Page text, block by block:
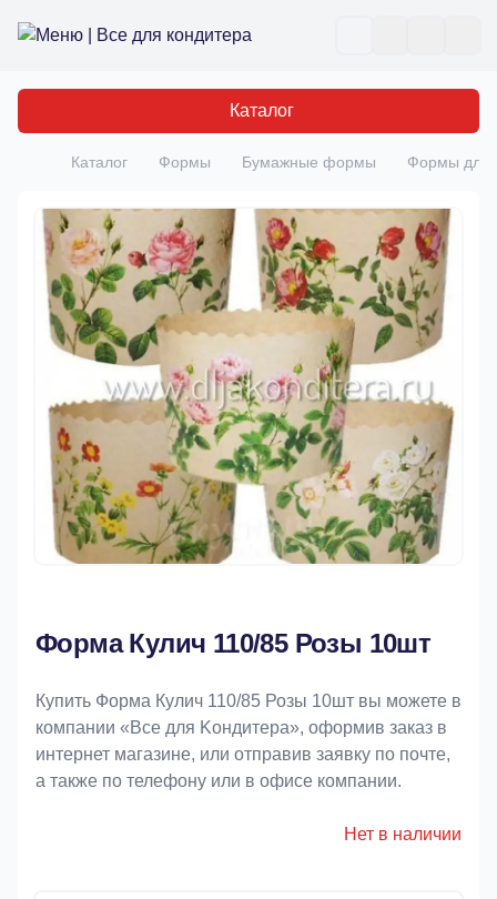
Все для кондитера
Каталог
Главная
Каталог Формы Бумажные формы Формы для
Форма Кулич 110/85 Розы 10шт
Купить Форма Кулич 110/85 Розы 10шт вы можете в
компании «Bce для Koндитeрa», оформив заказ в
интернет магазине, или отправив заявку по почте,
а также по телефону или в офисе компании.
Нет в наличии